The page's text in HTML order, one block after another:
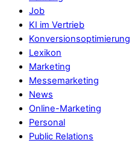
Job
KI im Vertrieb
Konversionsoptimierung
Lexikon
Marketing
Messemarketing
News
Online-Marketing
Personal
Public Relations